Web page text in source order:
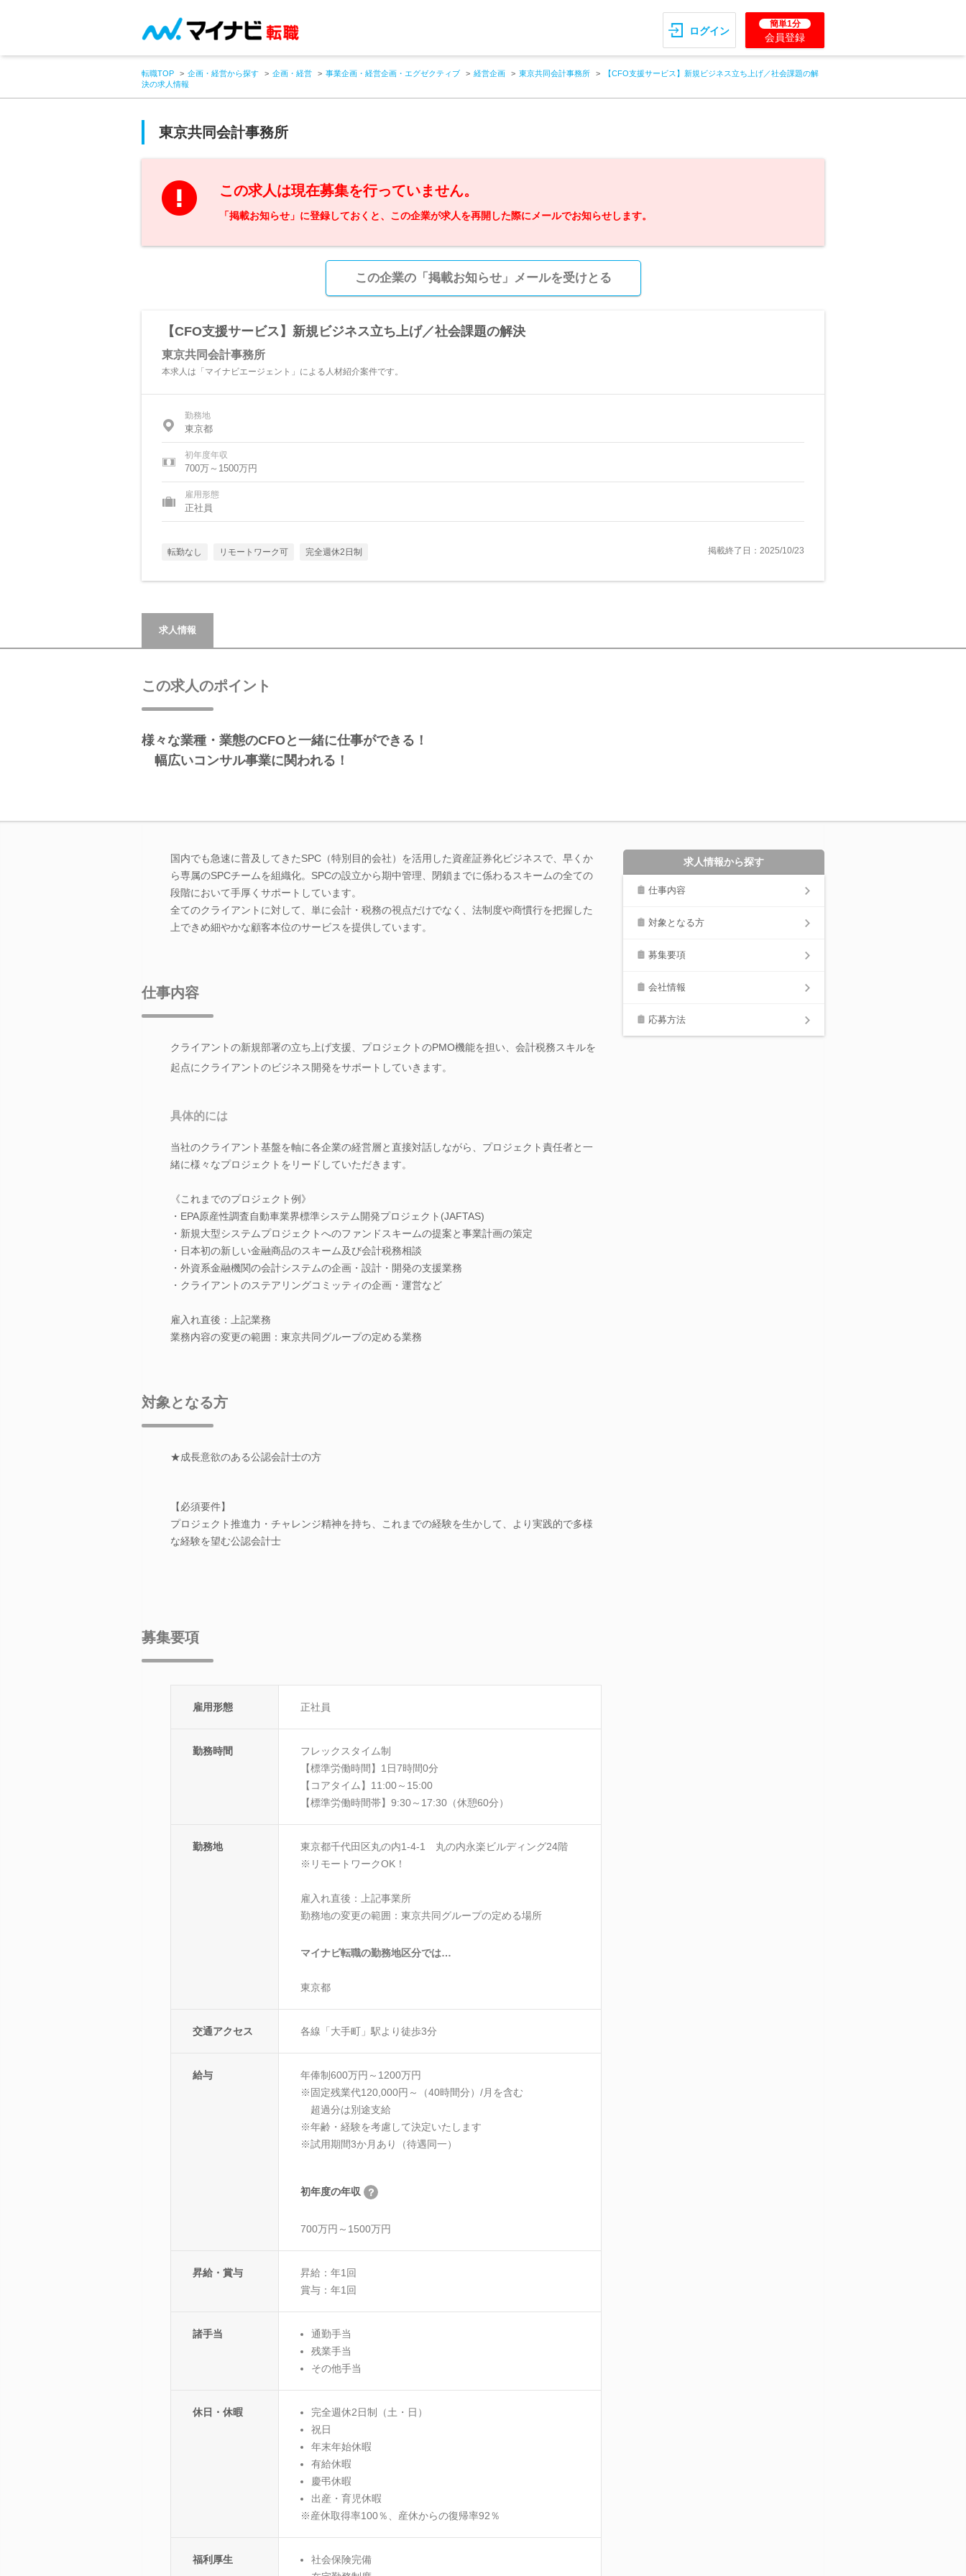
ログイン
簡単1分
会員登録
転職TOP 企画・経営から探す 企画・経営 事業企画・経営企画・エグゼクティブ 経営企画 東京共同会計事務所
【CFO支援サービス】新規ビジネス立ち上げ／社会課題の解
決の求人情報
東京共同会計事務所
この求人は現在募集を行っていません。
「掲載お知らせ」に登録しておくと、この企業が求人を再開した際にメールでお知らせします。
この企業の「掲載お知らせ」メールを受けとる
【CFO支援サービス】新規ビジネス立ち上げ／社会課題の解決
東京共同会計事務所
本求人は「マイナビエージェント」による人材紹介案件です。
勤務地
東京都
初年度年収
700万～1500万円
雇用形態
正社員
転勤なし リモートワーク可 完全週休2日制 掲載終了日：2025/10/23
求人情報
この求人のポイント
様々な業種・業態のCFOと一緒に仕事ができる！
幅広いコンサル事業に関われる！
国内でも急速に普及してきたSPC（特別目的会社）を活用した資産証券化ビジネスで、早くか
ら専属のSPCチームを組織化。SPCの設立から期中管理、閉鎖までに係わるスキームの全ての
段階において手厚くサポートしています。
全てのクライアントに対して、単に会計・税務の視点だけでなく、法制度や商慣行を把握した
上できめ細やかな顧客本位のサービスを提供しています。
仕事内容
クライアントの新規部署の立ち上げ支援、プロジェクトのPMO機能を担い、会計税務スキルを
起点にクライアントのビジネス開発をサポートしていきます。
具体的には
当社のクライアント基盤を軸に各企業の経営層と直接対話しながら、プロジェクト責任者と一
緒に様々なプロジェクトをリードしていただきます。
《これまでのプロジェクト例》
・EPA原産性調査自動車業界標準システム開発プロジェクト(JAFTAS)
・新規大型システムプロジェクトへのファンドスキームの提案と事業計画の策定
・日本初の新しい金融商品のスキーム及び会計税務相談
・外資系金融機関の会計システムの企画・設計・開発の支援業務
・クライアントのステアリングコミッティの企画・運営など
雇入れ直後：上記業務
業務内容の変更の範囲：東京共同グループの定める業務
対象となる方
★成長意欲のある公認会計士の方
【必須要件】
プロジェクト推進力・チャレンジ精神を持ち、これまでの経験を生かして、より実践的で多様
な経験を望む公認会計士
募集要項
雇用形態 正社員
勤務時間
フレックスタイム制
【標準労働時間】1日7時間0分
【コアタイム】11:00～15:00
【標準労働時間帯】9:30～17:30（休憩60分）
勤務地
東京都千代田区丸の内1-4-1 丸の内永楽ビルディング24階
※リモートワークOK！
雇入れ直後：上記事業所
勤務地の変更の範囲：東京共同グループの定める場所
マイナビ転職の勤務地区分では…
東京都
交通アクセス 各線「大手町」駅より徒歩3分
給与
年俸制600万円～1200万円
※固定残業代120,000円～（40時間分）/月を含む
超過分は別途支給
※年齢・経験を考慮して決定いたします
※試用期間3か月あり（待遇同一）
初年度の年収
700万円～1500万円
昇給・賞与
昇給：年1回
賞与：年1回
諸手当
通勤手当
残業手当
その他手当
休日・休暇
完全週休2日制（土・日）
祝日
年末年始休暇
有給休暇
慶弔休暇
出産・育児休暇
※産休取得率100％、産休からの復帰率92％
福利厚生
社会保険完備
求人情報から探す
仕事内容
対象となる方
募集要項
会社情報
応募方法